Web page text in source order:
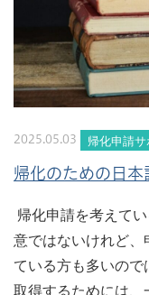
2025.05.03 帰化申請サ
帰化のための日本
帰化申請を考えて
意ではないけれど
ている方も多いの
取得するためには、